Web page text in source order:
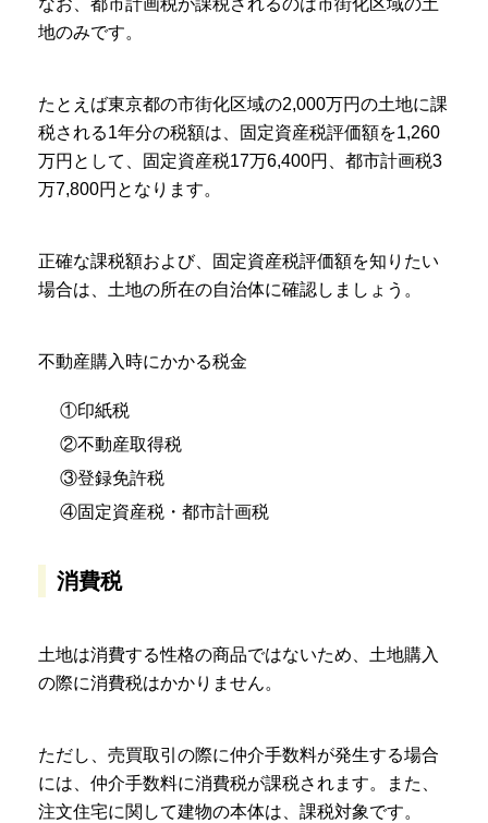
なお、都市計画税が課税されるのは市街化区域の土
地のみです。
たとえば東京都の市街化区域の2,000万円の土地に課
税される1年分の税額は、固定資産税評価額を1,260
万円として、固定資産税17万6,400円、都市計画税3
万7,800円となります。
正確な課税額および、固定資産税評価額を知りたい
場合は、土地の所在の自治体に確認しましょう。
不動産購入時にかかる税金
①印紙税
②不動産取得税
③登録免許税
④固定資産税・都市計画税
消費税
土地は消費する性格の商品ではないため、土地購入
の際に消費税はかかりません。
ただし、売買取引の際に仲介手数料が発生する場合
には、仲介手数料に消費税が課税されます。また、
注文住宅に関して建物の本体は、課税対象です。